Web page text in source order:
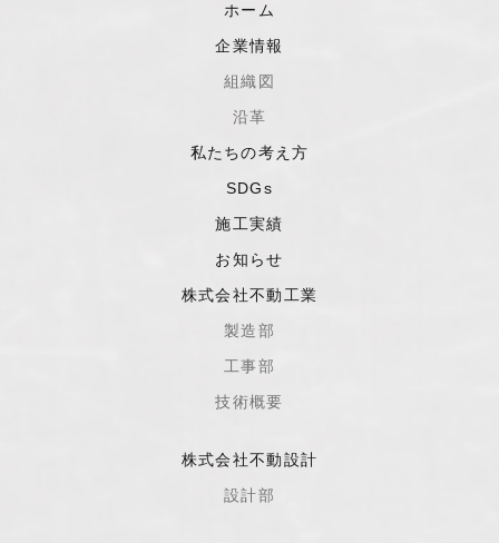
ホーム
企業情報
組織図
沿革
私たちの考え方
SDGs
施工実績
お知らせ
株式会社不動工業
製造部
工事部
技術概要
株式会社不動設計
設計部